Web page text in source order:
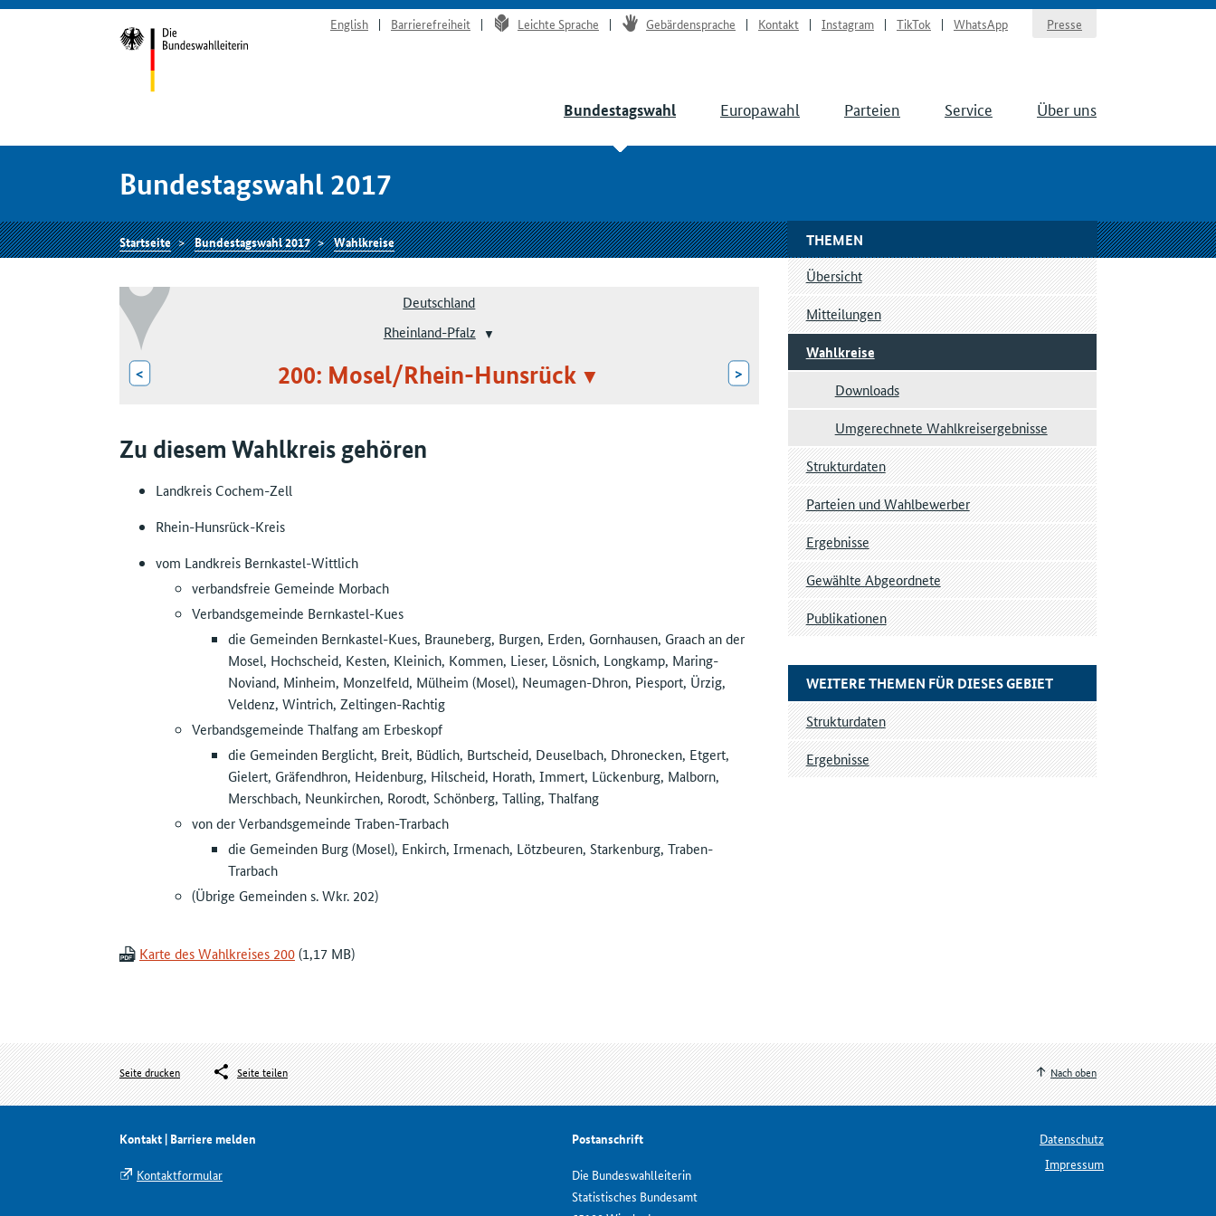
English Barrierefreiheit Leichte Sprache Gebärdensprache Kontakt Instagram TikTok WhatsApp Presse
Bundestagswahl Europawahl Parteien Service Über uns
Bundestagswahl 2017
Startseite Bundestagswahl 2017 Wahlkreise
Deutschland
Rheinland-Pfalz
< 200: Mosel/Rhein-Hunsrück >
Zu diesem Wahlkreis gehören
Landkreis Cochem-Zell
Rhein-Hunsrück-Kreis
vom Landkreis Bernkastel-Wittlich
verbandsfreie Gemeinde Morbach
Verbandsgemeinde Bernkastel-Kues
die Gemeinden Bernkastel-Kues, Brauneberg, Burgen, Erden, Gornhausen, Graach an der
Mosel, Hochscheid, Kesten, Kleinich, Kommen, Lieser, Lösnich, Longkamp, Maring-
Noviand, Minheim, Monzelfeld, Mülheim (Mosel), Neumagen-Dhron, Piesport, Ürzig,
Veldenz, Wintrich, Zeltingen-Rachtig
Verbandsgemeinde Thalfang am Erbeskopf
die Gemeinden Berglicht, Breit, Büdlich, Burtscheid, Deuselbach, Dhronecken, Etgert,
Gielert, Gräfendhron, Heidenburg, Hilscheid, Horath, Immert, Lückenburg, Malborn,
Merschbach, Neunkirchen, Rorodt, Schönberg, Talling, Thalfang
von der Verbandsgemeinde Traben-Trarbach
die Gemeinden Burg (Mosel), Enkirch, Irmenach, Lötzbeuren, Starkenburg, Traben-
Trarbach
(Übrige Gemeinden s. Wkr. 202)
Karte des Wahlkreises 200
THEMEN
Übersicht
Mitteilungen
Wahlkreise
Downloads
Umgerechnete Wahlkreisergebnisse
Strukturdaten
Parteien und Wahlbewerber
Ergebnisse
Gewählte Abgeordnete
Publikationen
WEITERE THEMEN FÜR DIESES GEBIET
Strukturdaten
Ergebnisse
Seite drucken Seite teilen Nach oben
Kontakt | Barriere melden
Kontaktformular
Postanschrift
Die Bundeswahlleiterin
Statistisches Bundesamt
Datenschutz
Impressum